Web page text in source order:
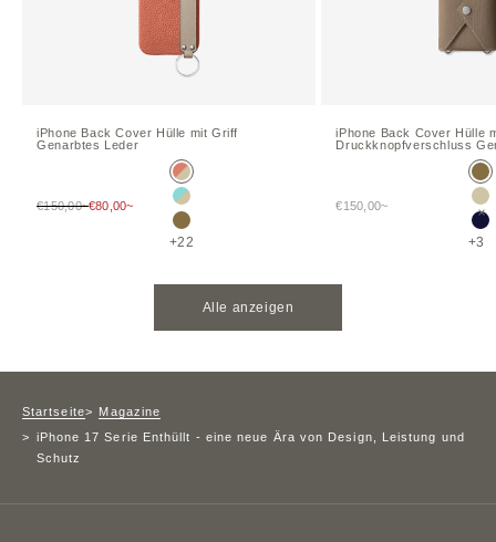
iPhone Back Cover Hülle mit Griff
Genarbtes Leder
€150,00~Verkaufspreis
€80,00~
Terrakotta Orange × Greige
Mare Blue × Greige (Etoupe-Kantenfarbe)
Etoupe
+22
iPhone Back Cover Hülle
Druckknopfverschluss
Verkaufspreis
€150,00~
+3
Alle anzeigen
Startseite
Magazine
iPhone 17 Serie Enthüllt - eine neue Ära von Design, Leistung und
Schutz